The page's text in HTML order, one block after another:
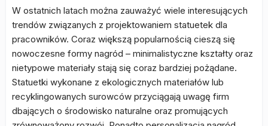
W ostatnich latach można zauważyć wiele interesujących
trendów związanych z projektowaniem statuetek dla
pracowników. Coraz większą popularnością cieszą się
nowoczesne formy nagród – minimalistyczne kształty oraz
nietypowe materiały stają się coraz bardziej pożądane.
Statuetki wykonane z ekologicznych materiałów lub
recyklingowanych surowców przyciągają uwagę firm
dbających o środowisko naturalne oraz promujących